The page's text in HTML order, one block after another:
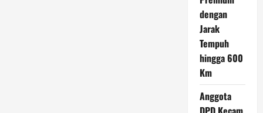
dengan
Jarak
Tempuh
hingga 600
Km
Anggota